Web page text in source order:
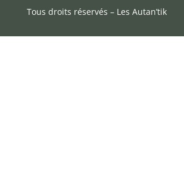
Tous droits réservés – Les Autan’tik